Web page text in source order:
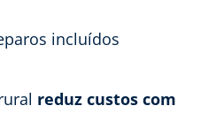
incluídos
reduz custos com